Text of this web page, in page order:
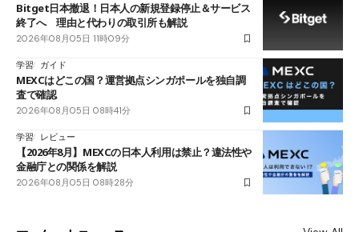
Bitget日本撤退！日本人の新規登録停止＆サービス
終了へ 理由と代わりの取引所も解説
2026年08月05日 11時09分
学習 ガイド
MEXCはどこの国？運営拠点シンガポールを独自調
査で確認
2026年08月05日 08時41分
学習 レビュー
【2026年8月】MEXCの日本人利用は禁止？違法性や
金融庁との関係を解説
2026年08月05日 08時28分